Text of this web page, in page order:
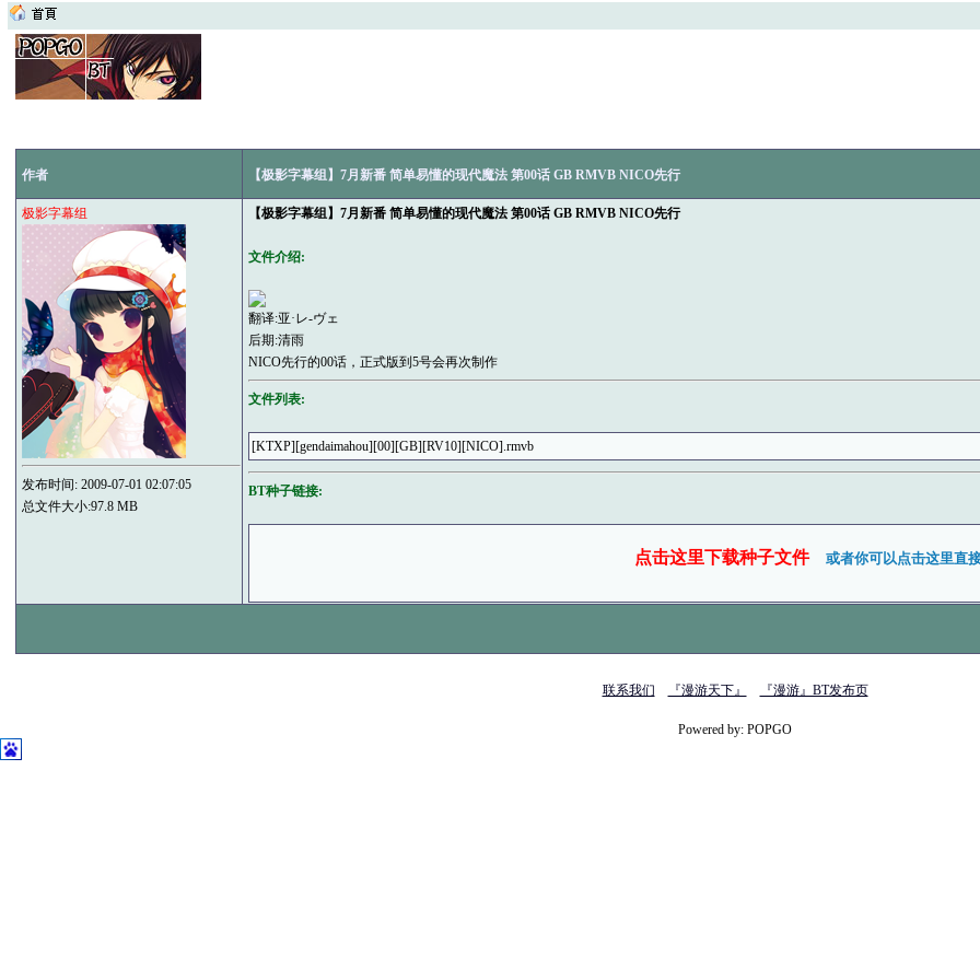
作者 【极影字幕组】7月新番 简单易懂的现代魔法 第00话 GB RMVB NICO先行
极影字幕组
发布时间: 2009-07-01 02:07:05
总文件大小:97.8 MB
【极影字幕组】7月新番 简单易懂的现代魔法 第00话 GB RMVB NICO先行
文件介绍:
翻译:亚·レ-ヴェ
后期:清雨
NICO先行的00话，正式版到5号会再次制作
文件列表:
[KTXP][gendaimahou][00][GB][RV10][NICO].rmvb
BT种子链接:
点击这里下载种子文件 或者你可以点击这里直
联系我们 『漫游天下』 『漫游』BT发布页
Powered by: POPGO